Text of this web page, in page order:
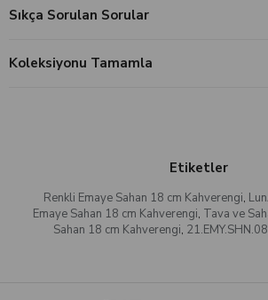
Sıkça Sorulan Sorular
Koleksiyonu Tamamla
Etiketler
Renkli Emaye Sahan 18 cm Kahverengi,
Emaye Sahan 18 cm Kahverengi, Tava ve
Sahan 18 cm Kahverengi, 21.EMY.SHN.08